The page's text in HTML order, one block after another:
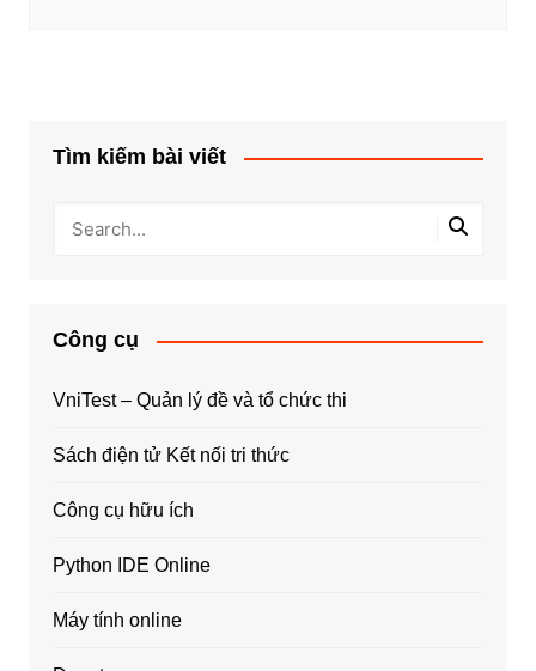
Tìm kiếm bài viết
Công cụ
VniTest – Quản lý đề và tổ chức thi
Sách điện tử Kết nối tri thức
Công cụ hữu ích
Python IDE Online
Máy tính online